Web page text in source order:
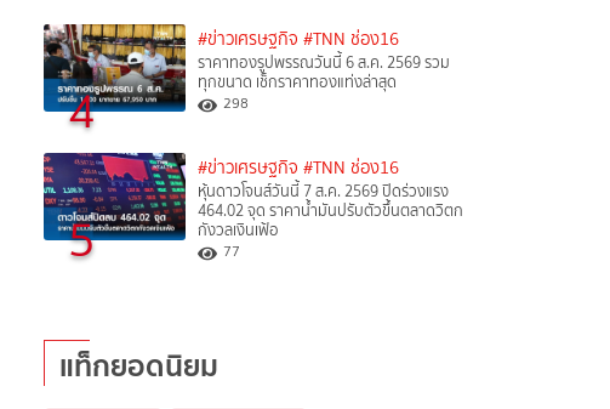
4
#ข่าวเศรษฐกิจ #TNN ช่อง16
ราคาทองรูปพรรณวันนี้ 6 ส.ค. 2569 รวม
ทุกขนาด เช็กราคาทองแท่งล่าสุด
298
5
#ข่าวเศรษฐกิจ #TNN ช่อง16
หุ้นดาวโจนส์วันนี้ 7 ส.ค. 2569 ปิดร่วงแรง
464.02 จุด ราคาน้ำมันปรับตัวขึ้นตลาดวิตก
กังวลเงินเฟ้อ
77
แท็กยอดนิยม